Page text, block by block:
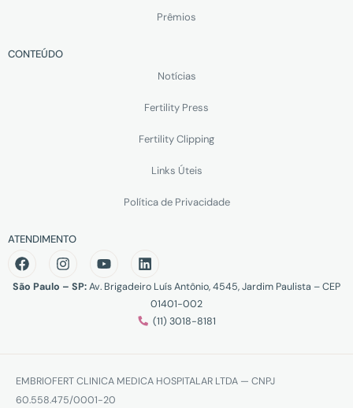
Prêmios
CONTEÚDO
Notícias
Fertility Press
Fertility Clipping
Links Úteis
Política de Privacidade
ATENDIMENTO
São Paulo – SP:Av. Brigadeiro Luís Antônio, 4545, Jardim Paulista – CEP
01401-002
(11) 3018-8181
EMBRIOFERT CLINICA MEDICA HOSPITALAR LTDA — CNPJ
60.558.475/0001-20